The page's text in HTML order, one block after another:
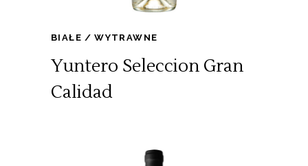
BIAŁE WYTRAWNE
Yuntero Seleccion Gran
Calidad